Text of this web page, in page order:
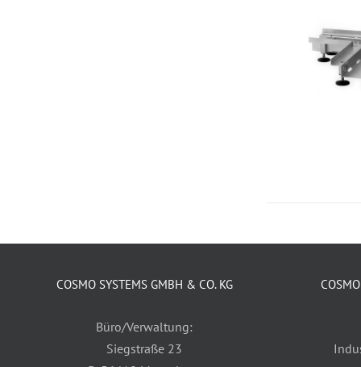
COSMO SYSTEMS GMBH & CO. KG
Büro/Verwaltung:
Siegstraße 23